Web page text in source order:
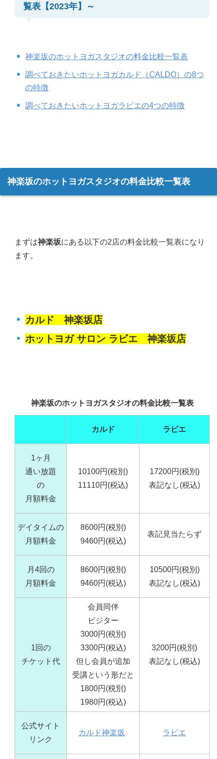
覧表【2023年】～
神楽坂のホットヨガスタジオの料金比較一覧表
調べておきたいホットヨガカルド（CALDO）の8つ
の特徴
調べておきたいホットヨガラビエの4つの特徴
神楽坂のホットヨガスタジオの料金比較一覧表
まずは神楽坂にある以下の2店の料金比較一覧表になり
ます。
カルド 神楽坂店
ホットヨガ サロン ラビエ 神楽坂店
神楽坂のホットヨガスタジオの料金比較一覧表
カルド ラビエ
1ヶ月
通い放題
の
月額料金
10100円(税別)
11110円(税込)
17200円(税別)
表記なし(税込)
デイタイムの
月額料金
8600円(税別)
9460円(税込)
表記見当たらず
月4回の
月額料金
8600円(税別)
9460円(税込)
10500円(税別)
表記なし(税込)
1回の
チケット代
会員同伴
ビジター
3000円(税別)
3300円(税込)
但し会員が追加
受講という形だと
1800円(税別)
1980円(税込)
3200円(税別)
表記なし(税込)
公式サイト
リンク
カルド神楽坂 ラビエ